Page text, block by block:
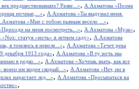
предшествовавших? Разве...», А.Ахматова «Поэма
ночные,...», А.Ахматова «Ты выдумал меня.
«Мне с тобою пьяным весело ...»,
на меня посмотреть...», А.Ахматова «Муза»,
статуя «ночь» в летнем саду», А.Ахматова
я томлюсь в неволе...», А.Ахматова «Течет река
декабря 1913 года», А.Ахматова «В ту ночь мы
я редко...», А.Ахматова «Хочешь знать, как все
им виден скорый...», А.Ахматова «Нет, ни в
нарастает лед...», А.Ахматова «Просыпаться на
,